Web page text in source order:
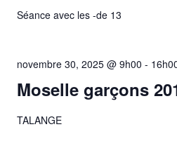
Séance avec les -de 13
Moselle garçons
novembre 30, 2025 @ 9h00 -
TALANGE